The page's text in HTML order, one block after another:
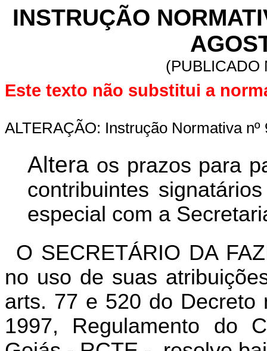
INSTRUÇÃO
(PUBLICADO
Este texto não substitui a
ALTERAÇÃO: Instrução Normativa
Alteraos prazos para
contribuintes
especial com a
O SECRETÁRIO DA
no uso de suas
arts. 77 e 520 do Decreto
1997, Regulamento do